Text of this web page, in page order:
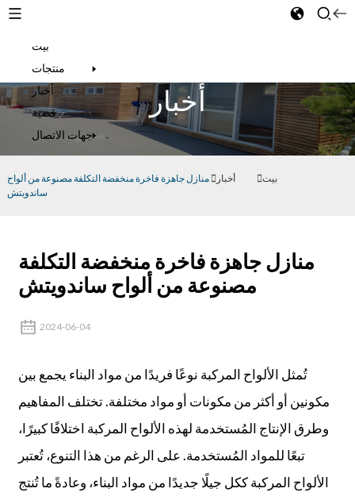
بيت
منتجات
أخبار
قضية
جهات الاتصال
أخبار
بيت أخبار
منازل جاهزة فاخرة منخفضة التكلفة مصنوعة من ألواح
ساندويتش
منازل جاهزة فاخرة منخفضة التكلفة
مصنوعة من ألواح ساندويتش
2024-06-04
تُمثل الألواح المركبة نوعًا فريدًا من مواد البناء يجمع بين
مكونين أو أكثر من مكونات أو مواد مختلفة. تختلف المفاهيم
وطرق الإنتاج المُستخدمة لهذه الألواح المركبة اختلافًا كبيرًا،
تبعًا للمواد المُستخدمة. على الرغم من هذا التنوع، تُعتبر
الألواح المركبة ككل جيلًا جديدًا من مواد البناء، وعادةً ما تُنتج